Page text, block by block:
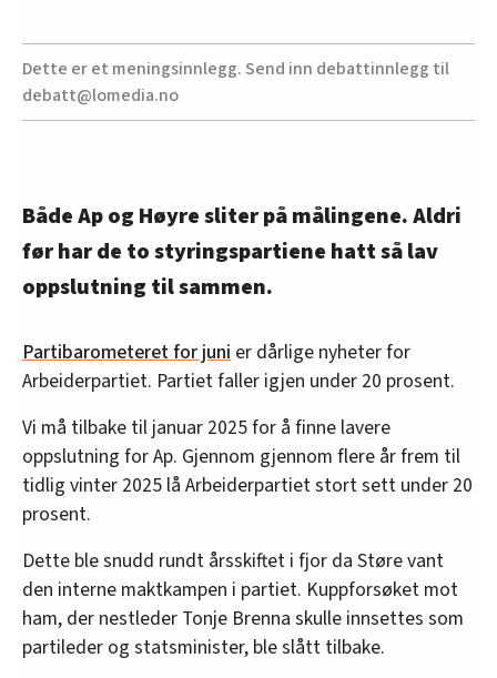
Dette er et meningsinnlegg. Send inn debattinnlegg til
debatt@lomedia.no
Både Ap og Høyre sliter på målingene. Aldri
før har de to styringspartiene hatt så lav
oppslutning til sammen.
Partibarometeret for juni er dårlige nyheter for
Arbeiderpartiet. Partiet faller igjen under 20 prosent.
Vi må tilbake til januar 2025 for å finne lavere
oppslutning for Ap. Gjennom gjennom flere år frem til
tidlig vinter 2025 lå Arbeiderpartiet stort sett under 20
prosent.
Dette ble snudd rundt årsskiftet i fjor da Støre vant
den interne maktkampen i partiet. Kuppforsøket mot
ham, der nestleder Tonje Brenna skulle innsettes som
partileder og statsminister, ble slått tilbake.